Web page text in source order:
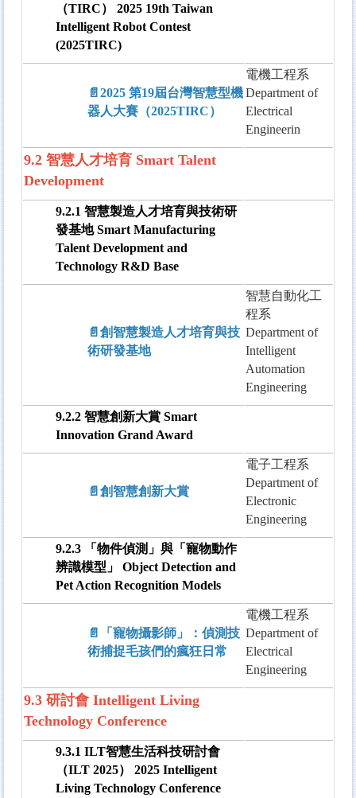
（TIRC） 2025 19th Taiwan
Intelligent Robot Contest
(2025TIRC)
📄2025 第19屆台灣智慧型機
器人大賽（2025TIRC）
電機工程系
Department of
Electrical
Engineerin
9.2 智慧人才培育 Smart Talent
Development
9.2.1 智慧製造人才培育與技術研
發基地 Smart Manufacturing
Talent Development and
Technology R&D Base
📄創智慧製造人才培育與技
術研發基地
智慧自動化工
程系
Department of
Intelligent
Automation
Engineering
9.2.2 智慧創新大賞 Smart
Innovation Grand Award
📄創智慧創新大賞
電子工程系
Department of
Electronic
Engineering
9.2.3 「物件偵測」與「寵物動作
辨識模型」 Object Detection and
Pet Action Recognition Models
📄「寵物攝影師」：偵測技
術捕捉毛孩們的瘋狂日常
電機工程系
Department of
Electrical
Engineering
9.3 研討會 Intelligent Living
Technology Conference
9.3.1 ILT智慧生活科技研討會
（ILT 2025） 2025 Intelligent
Living Technology Conference